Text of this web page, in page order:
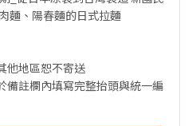
麵、陽春麵的日式拉麵
他地區恕不寄送
備註欄內填寫完整抬頭與統一編